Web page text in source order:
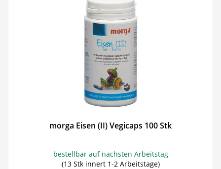
morga Eisen (II) Vegicaps 100 Stk
bestellbar auf nächsten Arbeitstag
(13 Stk innert 1-2 Arbeitstage)